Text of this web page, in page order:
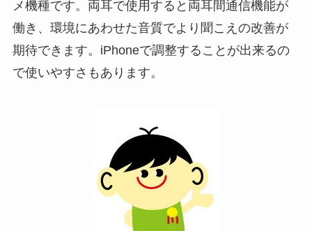
メ機種です。両耳で使用すると両耳間通信機能が
働き、環境にあわせた音質でより聞こえの改善が
期待できます。iPhoneで調整することが出来るの
で使いやすさもあります。